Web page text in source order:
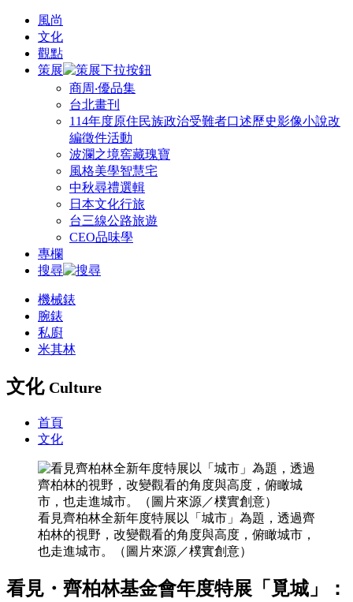
風尚
文化
觀點
策展
商周‧優品集
台北畫刊
114年度原住民族政治受難者口述歷史影像小說改
編徵件活動
波瀾之境窖藏瑰寶
風格美學智慧宅
中秋尋禮選輯
日本文化行旅
台三線公路旅遊
CEO品味學
專欄
搜尋
機械錶
腕錶
私廚
米其林
文化 Culture
首頁
文化
看見齊柏林全新年度特展以「城市」為題，透過齊
柏林的視野，改變觀看的角度與高度，俯瞰城市，
也走進城市。（圖片來源／樸實創意）
看見・齊柏林基金會年度特展「覓城」：